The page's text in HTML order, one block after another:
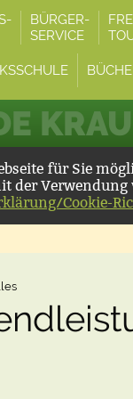
BÜRGER-
SERVICE
für Sie
der
Cookie-